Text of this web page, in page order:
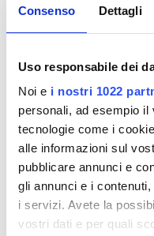
Consenso Dettagli
Uso responsabile dei
Noi e i nostri 1022
personali, ad esempio
tecnologie come i
alle informazioni sul
pubblicare annunci e
gli annunci e i
i servizi. Avete la
vostri dati e per quali
Trattamenti
giorno dell’esame.
Per quanto riguarda
osservano le
Assolute:
Pacemaker o